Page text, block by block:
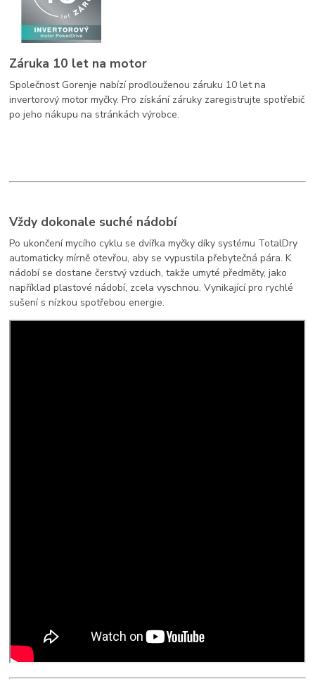
Záruka 10 let na motor
Společnost Gorenje nabízí prodlouženou záruku 10 let na
invertorový motor myčky. Pro získání záruky zaregistrujte spotřebič
po jeho nákupu na stránkách výrobce.
Vždy dokonale suché nádobí
Po ukončení mycího cyklu se dvířka myčky díky systému TotalDry
automaticky mírně otevřou, aby se vypustila přebytečná pára. K
nádobí se dostane čerstvý vzduch, takže umyté předměty, jako
například plastové nádobí, zcela vyschnou. Vynikající pro rychlé
sušení s nízkou spotřebou energie.